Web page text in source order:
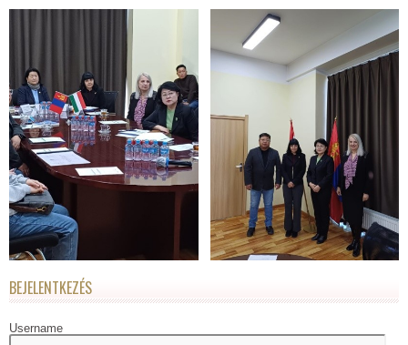
BEJELENTKEZÉS
Username